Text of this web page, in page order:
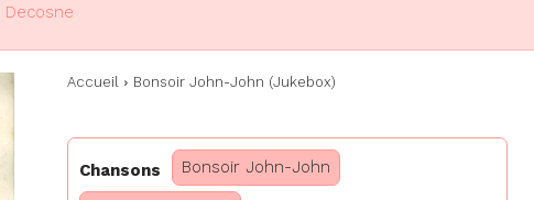
Decosne
Accueil Bonsoir John-John (Jukebox)
Chansons Bonsoir John-John